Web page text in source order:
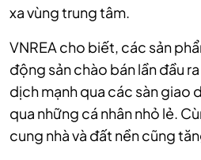
xa vùng trung tâm.
VNREA cho biết, các sản
động sản chào bán lần đầu
dịch mạnh qua các sàn giao
qua những cá nhân nhỏ lẻ.
cung nhà và đất nền cũng